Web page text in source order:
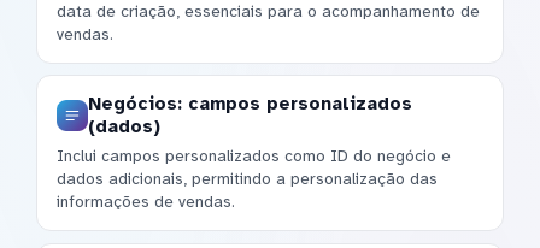
data de criação, essenciais para o acompanhamento de
vendas.
Negócios: campos personalizados
(dados)
Inclui campos personalizados como ID do negócio e
dados adicionais, permitindo a personalização das
informações de vendas.